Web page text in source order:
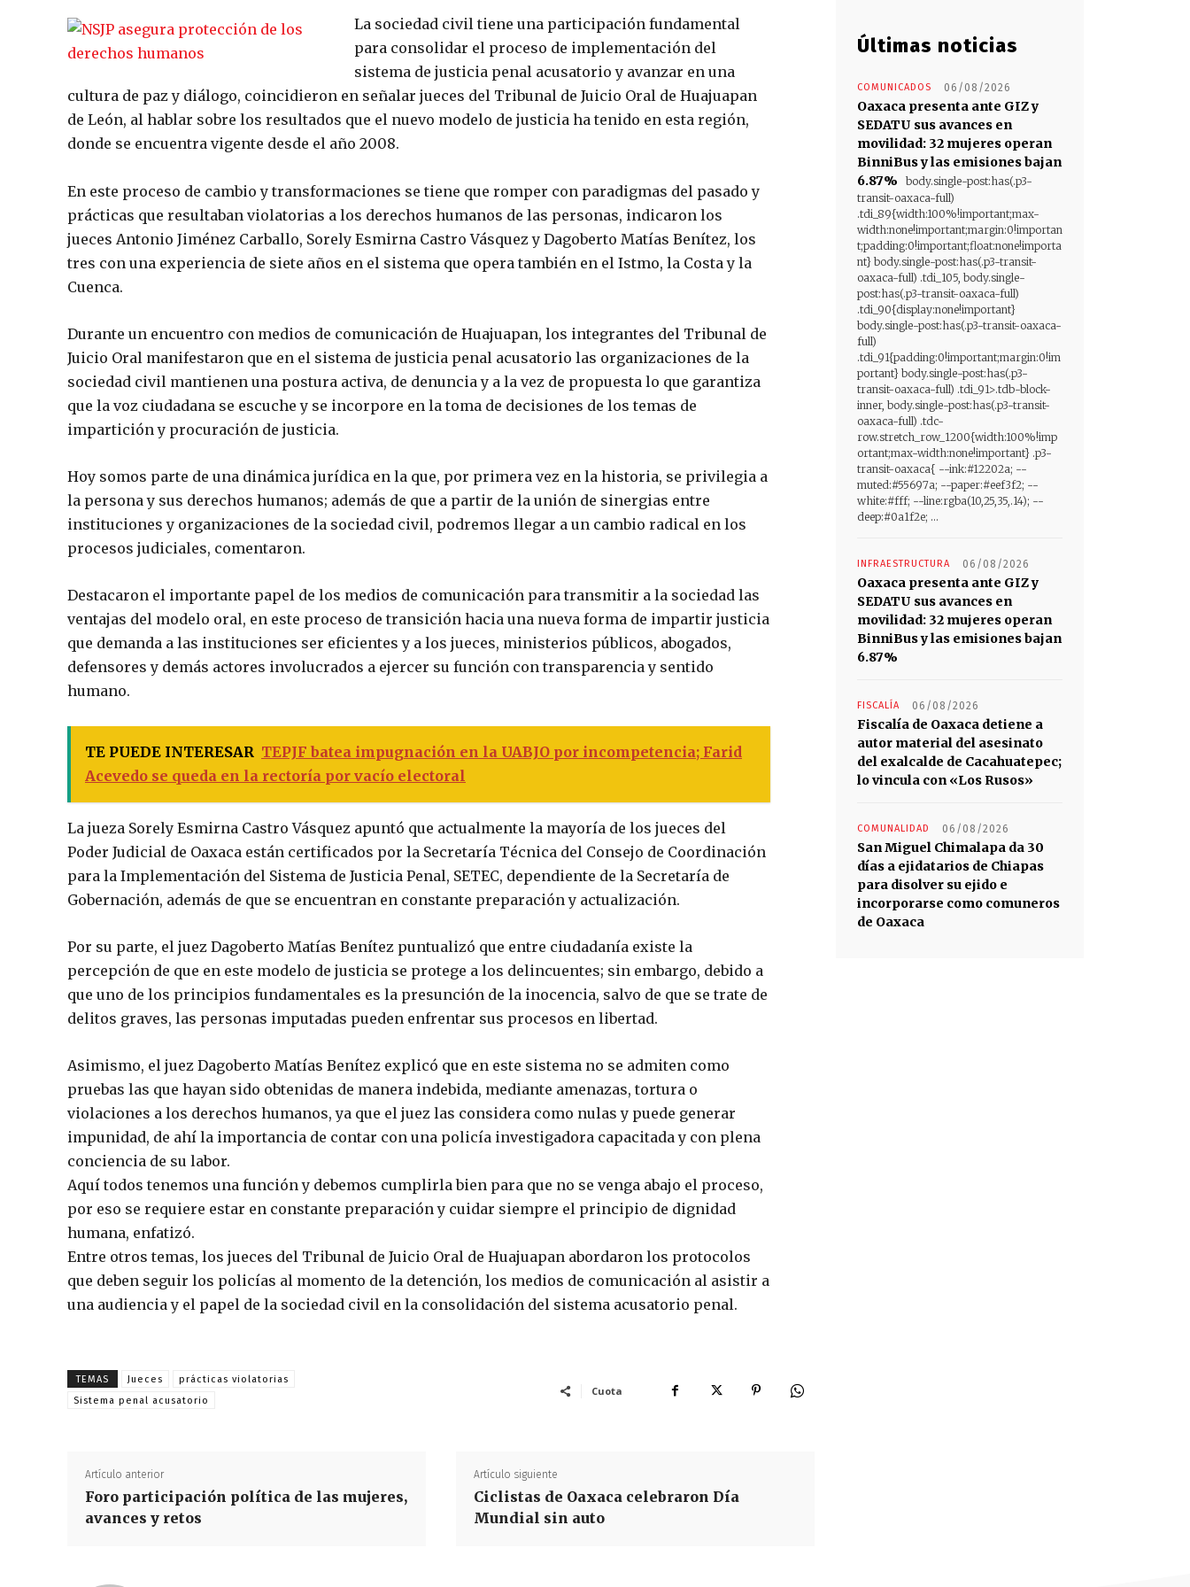
La sociedad civil tiene una participación fundamental
para consolidar el proceso de implementación del
sistema de justicia penal acusatorio y avanzar en una
cultura de paz y diálogo, coincidieron en señalar jueces del Tribunal de Juicio Oral de Huajuapan
de León, al hablar sobre los resultados que el nuevo modelo de justicia ha tenido en esta región,
donde se encuentra vigente desde el año 2008.
En este proceso de cambio y transformaciones se tiene que romper con paradigmas del pasado y
prácticas que resultaban violatorias a los derechos humanos de las personas, indicaron los
jueces Antonio Jiménez Carballo, Sorely Esmirna Castro Vásquez y Dagoberto Matías Benítez, los
tres con una experiencia de siete años en el sistema que opera también en el Istmo, la Costa y la
Cuenca.
Durante un encuentro con medios de comunicación de Huajuapan, los integrantes del Tribunal de
Juicio Oral manifestaron que en el sistema de justicia penal acusatorio las organizaciones de la
sociedad civil mantienen una postura activa, de denuncia y a la vez de propuesta lo que garantiza
que la voz ciudadana se escuche y se incorpore en la toma de decisiones de los temas de
impartición y procuración de justicia.
Hoy somos parte de una dinámica jurídica en la que, por primera vez en la historia, se privilegia a
la persona y sus derechos humanos; además de que a partir de la unión de sinergias entre
instituciones y organizaciones de la sociedad civil, podremos llegar a un cambio radical en los
procesos judiciales, comentaron.
Destacaron el importante papel de los medios de comunicación para transmitir a la sociedad las
ventajas del modelo oral, en este proceso de transición hacia una nueva forma de impartir justicia
que demanda a las instituciones ser eficientes y a los jueces, ministerios públicos, abogados,
defensores y demás actores involucrados a ejercer su función con transparencia y sentido
humano.
TE PUEDE INTERESAR TEPJF batea impugnación en la UABJO por incompetencia; Farid
Acevedo se queda en la rectoría por vacío electoral
La jueza Sorely Esmirna Castro Vásquez apuntó que actualmente la mayoría de los jueces del
Poder Judicial de Oaxaca están certificados por la Secretaría Técnica del Consejo de Coordinación
para la Implementación del Sistema de Justicia Penal, SETEC, dependiente de la Secretaría de
Gobernación, además de que se encuentran en constante preparación y actualización.
Por su parte, el juez Dagoberto Matías Benítez puntualizó que entre ciudadanía existe la
percepción de que en este modelo de justicia se protege a los delincuentes; sin embargo, debido a
que uno de los principios fundamentales es la presunción de la inocencia, salvo de que se trate de
delitos graves, las personas imputadas pueden enfrentar sus procesos en libertad.
Asimismo, el juez Dagoberto Matías Benítez explicó que en este sistema no se admiten como
pruebas las que hayan sido obtenidas de manera indebida, mediante amenazas, tortura o
violaciones a los derechos humanos, ya que el juez las considera como nulas y puede generar
impunidad, de ahí la importancia de contar con una policía investigadora capacitada y con plena
conciencia de su labor.
Aquí todos tenemos una función y debemos cumplirla bien para que no se venga abajo el proceso,
por eso se requiere estar en constante preparación y cuidar siempre el principio de dignidad
humana, enfatizó.
Entre otros temas, los jueces del Tribunal de Juicio Oral de Huajuapan abordaron los protocolos
que deben seguir los policías al momento de la detención, los medios de comunicación al asistir a
una audiencia y el papel de la sociedad civil en la consolidación del sistema acusatorio penal.
TEMAS Jueces
prácticas violatorias
Sistema penal acusatorio
Cuota
Artículo anterior
Foro participación política de las mujeres,
avances y retos
Artículo siguiente
Ciclistas de Oaxaca celebraron Día
Mundial sin auto
Últimas noticias
COMUNICADOS 06/08/2026
Oaxaca presenta ante GIZ y
SEDATU sus avances en
movilidad: 32 mujeres operan
BinniBus y las emisiones bajan
6.87%
body.single-post:has(.p3-
transit-oaxaca-full)
.tdi_89{width:100%!important;max-
width:none!important;margin:0!importan
t;padding:0!important;float:none!importa
nt} body.single-post:has(.p3-transit-
oaxaca-full) .tdi_105, body.single-
post:has(.p3-transit-oaxaca-full)
.tdi_90{display:none!important}
body.single-post:has(.p3-transit-oaxaca-
full)
.tdi_91{padding:0!important;margin:0!im
portant} body.single-post:has(.p3-
transit-oaxaca-full) .tdi_91>.tdb-block-
inner, body.single-post:has(.p3-transit-
oaxaca-full) .tdc-
row.stretch_row_1200{width:100%!imp
ortant;max-width:none!important} .p3-
transit-oaxaca{ --ink:#12202a; --
muted:#55697a; --paper:#eef3f2; --
white:#fff; --line:rgba(10,25,35,.14); --
deep:#0a1f2e; ...
INFRAESTRUCTURA 06/08/2026
Oaxaca presenta ante GIZ y
SEDATU sus avances en
movilidad: 32 mujeres operan
BinniBus y las emisiones bajan
6.87%
FISCALÍA 06/08/2026
Fiscalía de Oaxaca detiene a
autor material del asesinato
del exalcalde de Cacahuatepec;
lo vincula con «Los Rusos»
COMUNALIDAD 06/08/2026
San Miguel Chimalapa da 30
días a ejidatarios de Chiapas
para disolver su ejido e
incorporarse como comuneros
de Oaxaca